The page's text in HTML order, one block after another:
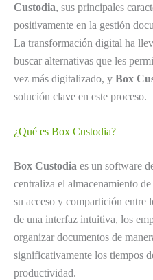
Custodia, sus principales
positivamente en la gestión
La transformación digital ha
buscar alternativas que les
vez más digitalizado, y Box
solución clave en este proceso.
¿Qué es Box Custodia?
Box Custodia es un software
centraliza el almacenamiento
su acceso y compartición entre
de una interfaz intuitiva, los
organizar documentos de
significativamente los tiempos
productividad.